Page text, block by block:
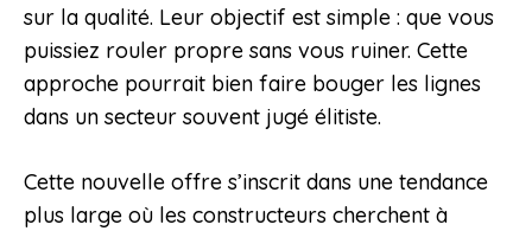
sur la qualité. Leur objectif est simple : que vous
puissiez rouler propre sans vous ruiner. Cette
approche pourrait bien faire bouger les lignes
dans un secteur souvent jugé élitiste.
Cette nouvelle offre s’inscrit dans une tendance
plus large où les constructeurs cherchent à